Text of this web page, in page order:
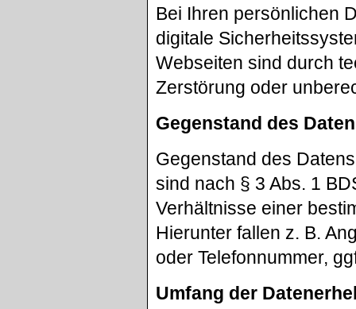
Bei Ihren persönlichen
digitale
Webseiten sind durch
Zerstörung oder
Gegenstand des
Gegenstand des
sind nach § 3 Abs. 1
Verhältnisse einer
Hierunter fallen z. B.
oder Telefonnummer,
Umfang der